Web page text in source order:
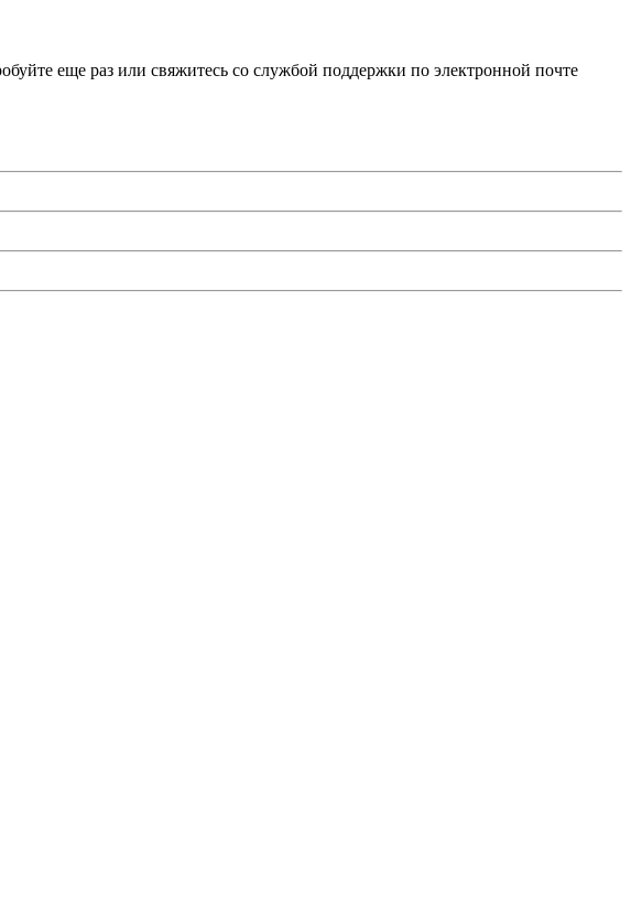
еще раз или свяжитесь со службой поддержки по электронной почте